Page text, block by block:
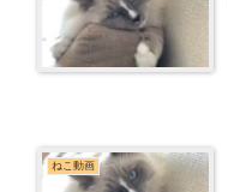
ねこ動画